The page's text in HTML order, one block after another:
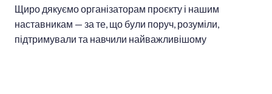
Щиро дякуємо організаторам проєкту і нашим
наставникам — за те, що були поруч, розуміли,
підтримували та навчили найважливішому